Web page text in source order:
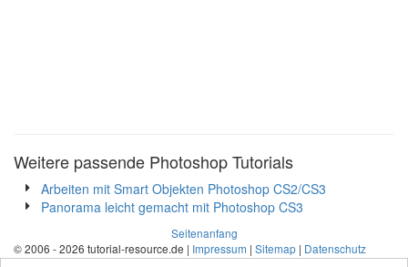
Weitere passende Photoshop Tutorials
Arbeiten mit Smart Objekten Photoshop CS2/CS3
Panorama leicht gemacht mit Photoshop CS3
Seitenanfang
© 2006 - 2026 tutorial-resource.de | Impressum | Sitemap | Datenschutz